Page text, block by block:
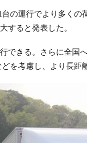
の運行でより多く
すると発表した。
できる。さらに全国
を考慮し、より長距